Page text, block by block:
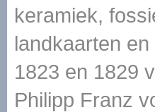
keramiek,
landkaarten
1823 en 1829
Philipp Franz